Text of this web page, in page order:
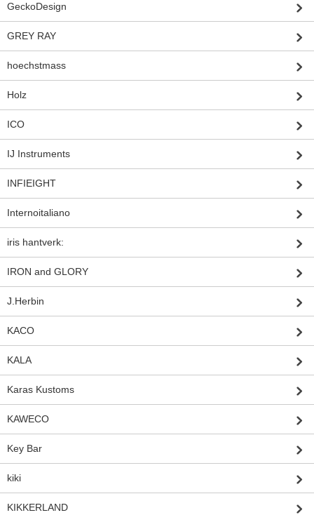
GeckoDesign
GREY RAY
hoechstmass
Holz
ICO
IJ Instruments
INFIEIGHT
Internoitaliano
iris hantverk:
IRON and GLORY
J.Herbin
KACO
KALA
Karas Kustoms
KAWECO
Key Bar
kiki
KIKKERLAND